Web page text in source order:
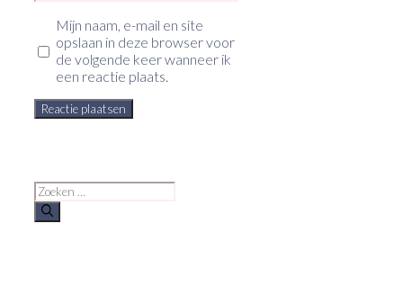
Mijn naam, e-mail en site
opslaan in deze browser voor
de volgende keer wanneer ik
een reactie plaats.
Zoek
naar: